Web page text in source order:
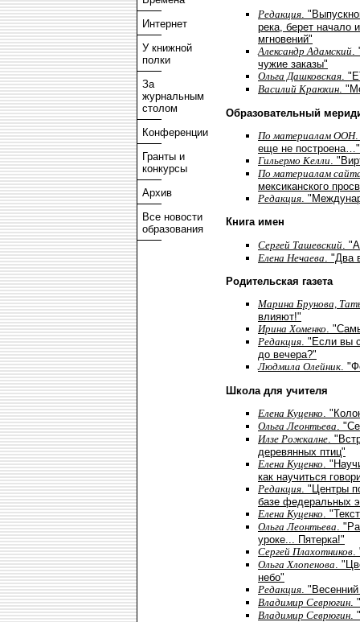
Интернет
У книжной
полки
За
журнальным
столом
Конференции
Гранты и
конкурсы
Архив
Все новости
образования
Редакция.
река, берет начало
мгновений"
Александр Адамский.
чужие заказы"
Ольга Дашковская.
Василий Краюхин.
Образовательный
По материалам ООН.
еще не построена…"
Гильермо Келли .
По материалам
мексиканского
Редакция .
Книга имен
Сергей Ташевский .
Елена Нечаева . "Два
Родительская газета
Марина Брунова,
влияют!"
Ирина Хоменко.
Редакция. "Если вы
до вечера?"
Людмила Олейник.
Школа для учителя
Елена Куценко .
Ольга Леонтьева .
Илзе Рожкалне .
деревянных птиц"
Елена Куценко .
как научиться
Редакция . "Центры
базе федеральных
Елена Куценко .
Ольга Леонтьева .
уроке... Пятерка!"
Сергей Плахотников
Ольга Хлопенова .
небо"
Редакция .
Владимир Севрюгин
Владимир Севрюгин